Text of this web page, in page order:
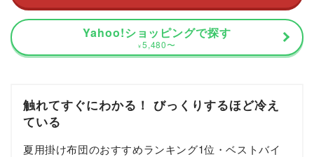
Yahoo!ショッピングで探す
¥ 5,480〜
触れてすぐにわかる！ びっくりするほど冷え
ている
夏用掛け布団のおすすめランキング1位・ベストバイ